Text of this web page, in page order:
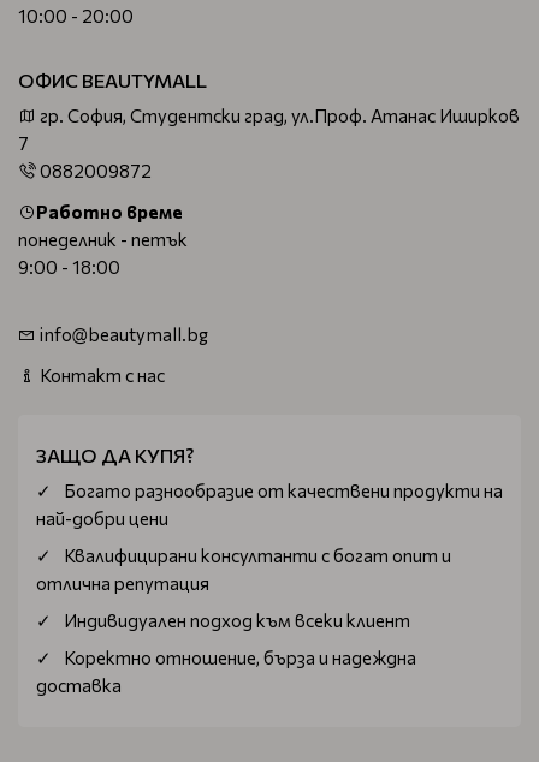
10:00 - 20:00
ОФИС BEAUTYMALL
гр. София, Студентски град, ул.Проф. Атанас Иширков
7
0882009872
Работно време
понеделник - петък
9:00 - 18:00
info@beautymall.bg
Контакт с нас
ЗАЩО ДА КУПЯ?
Богатo разнообразие от качествени продукти на
най-добри цени
Квалифицирани консултанти с богат опит и
отлична репутация
Индивидуален подход към всеки клиент
Коректно отношение, бърза и надеждна
доставка